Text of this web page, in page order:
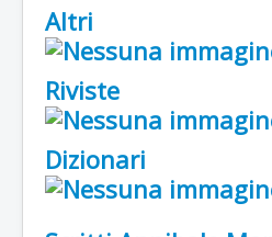
Altri
Riviste
Dizionari